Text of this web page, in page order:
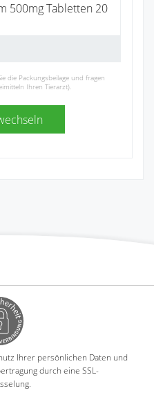
500mg Tabletten 20
die Packungsbeilage und fragen
Ihren Tierarzt).
Ihrer persönlichen Daten und
durch eine SSL-